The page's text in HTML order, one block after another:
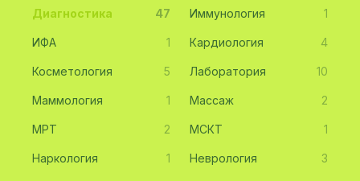
Диагностика 47 Иммунология 1
ИФА 1 Кардиология 4
Косметология 5 Лаборатория 10
Маммология 1 Массаж 2
МРТ 2 МСКТ 1
Наркология 1 Неврология 3